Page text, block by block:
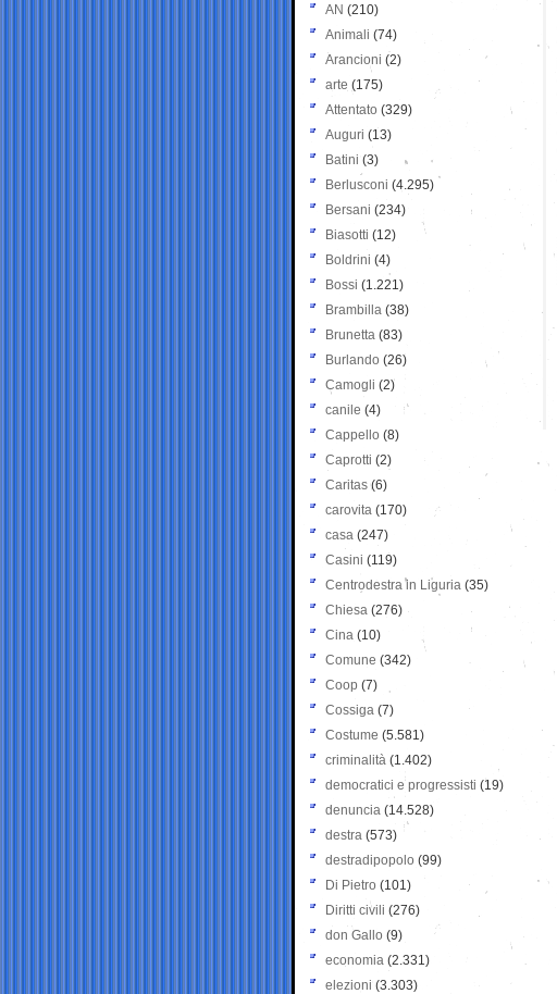
AN (210)
Animali (74)
Arancioni (2)
arte (175)
Attentato (329)
Auguri (13)
Batini (3)
Berlusconi (4.295)
Bersani (234)
Biasotti (12)
Boldrini (4)
Bossi (1.221)
Brambilla (38)
Brunetta (83)
Burlando (26)
Camogli (2)
canile (4)
Cappello (8)
Caprotti (2)
Caritas (6)
carovita (170)
casa (247)
Casini (119)
Centrodestra in Liguria (35)
Chiesa (276)
Cina (10)
Comune (342)
Coop (7)
Cossiga (7)
Costume (5.581)
criminalità (1.402)
democratici e progressisti (19)
denuncia (14.528)
destra (573)
destradipopolo (99)
Di Pietro (101)
Diritti civili (276)
don Gallo (9)
economia (2.331)
elezioni (3.303)